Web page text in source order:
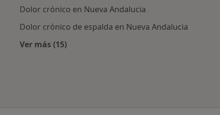
Dolor crónico en Nueva Andalucia
Dolor crónico de espalda en Nueva Andalucia
Ver más (15)